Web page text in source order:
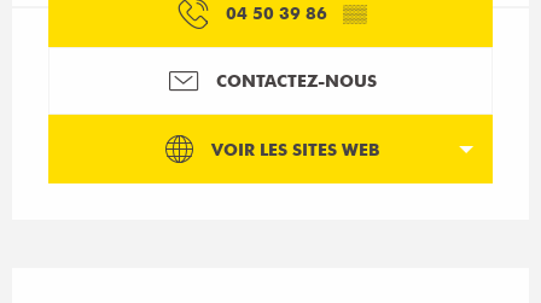
04 50 39 86 ▒▒
CONTACTEZ-NOUS
VOIR LES SITES WEB